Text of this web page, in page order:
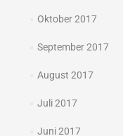
Oktober 2017
September 2017
August 2017
Juli 2017
Juni 2017